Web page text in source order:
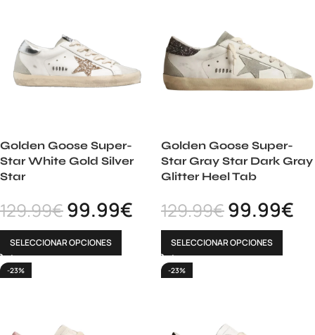
Golden Goose Super-
Star White Gold Silver
Star
129.99€99.99€
SELECCIONAR OPCIONES
Golden Goose Super-
Star Gray Star Dark Gray
Glitter Heel Tab
129.99€99.99€
SELECCIONAR OPCIONES
-23% -23%